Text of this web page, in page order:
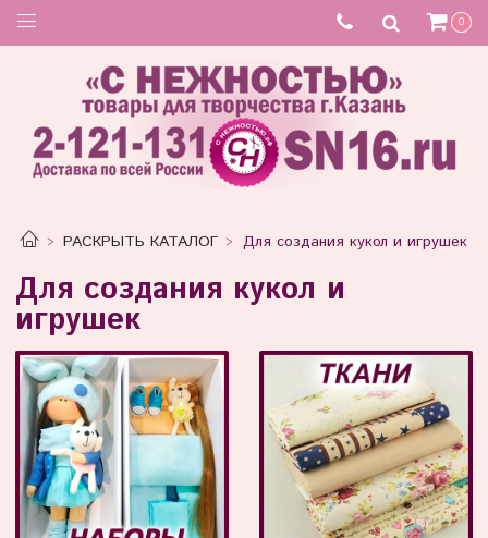
0
РАСКРЫТЬ КАТАЛОГ Для создания кукол и игрушек
Для создания кукол и
игрушек